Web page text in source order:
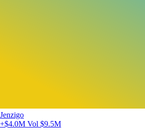
Jenzigo
+$4.0M Vol $9.5M